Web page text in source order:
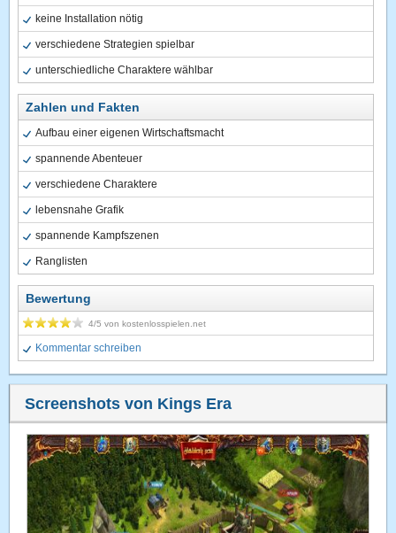
keine Installation nötig
verschiedene Strategien spielbar
unterschiedliche Charaktere wählbar
Zahlen und Fakten
Aufbau einer eigenen Wirtschaftsmacht
spannende Abenteuer
verschiedene Charaktere
lebensnahe Grafik
spannende Kampfszenen
Ranglisten
Bewertung
4/5 vonkostenlosspielen.net
Kommentar schreiben
Screenshots von Kings Era